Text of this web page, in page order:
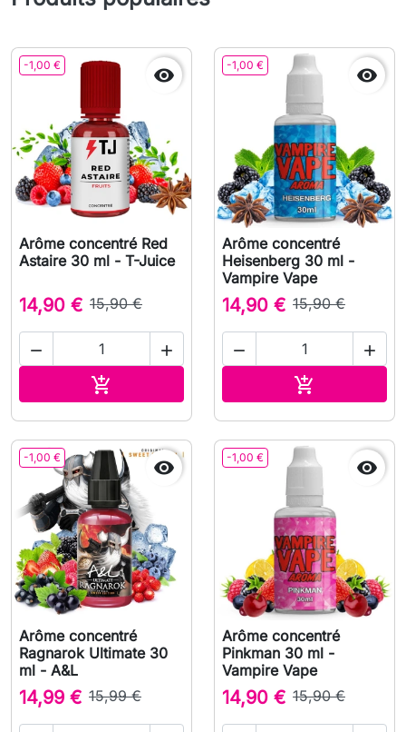
-1,00 € 
Arôme concentré Red
Astaire 30 ml - T-Juice
14,90 € 15,90 €
 

-1,00 € 
Arôme concentré
Heisenberg 30 ml -
Vampire Vape
14,90 € 15,90 €
 

-1,00 € 
Arôme concentré
Ragnarok Ultimate 30
ml - A&L
14,99 € 15,99 €
-1,00 € 
Arôme concentré
Pinkman 30 ml -
Vampire Vape
14,90 € 15,90 €